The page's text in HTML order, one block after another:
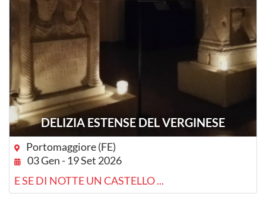
DELIZIA ESTENSE DEL VERGINESE
Portomaggiore (FE)
03 Gen - 19 Set 2026
E SE DI NOTTE UN CASTELLO ...